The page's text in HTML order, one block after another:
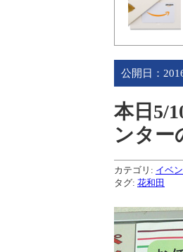
公開日：
本日5/
ンター
カテゴリ: イベ
タグ: 花和田